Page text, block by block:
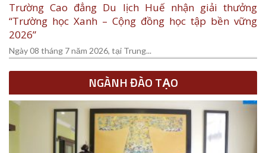
Trường Cao đẳng Du lịch Huế nhận giải thưởng
“Trường học Xanh – Cộng đồng học tập bền vững
2026”
Ngày 08 tháng 7 năm 2026, tại Trung...
NGÀNH ĐÀO TẠO